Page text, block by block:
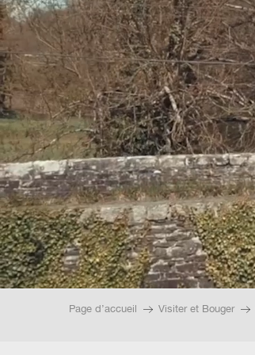
Page d’accueil Visiter et Bouger